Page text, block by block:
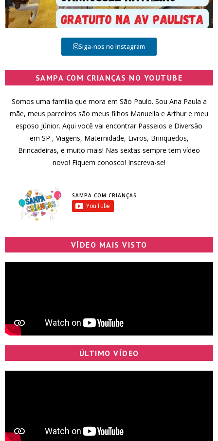
Siga-nos no Instagram
SAMPA COM CRIANÇAS NO YOUTUBE
Somos uma família que mora em São Paulo. Sou Ana Paula a
mãe, meus parceiros são meus filhos Manuella e Arthur e meu
esposo Júnior. Aqui você vai encontrar Passeios e Diversão
em SP , Viagens, Maternidade, Livros, Brinquedos,
Brincadeiras, e muito mais! Nas sextas sempre tem vídeo
novo! Fiquem conosco! Inscreva-se!
SAMPA COM CRIANÇAS
VÍDEO MAIS VISTO
ÚLTIMO VÍDEO